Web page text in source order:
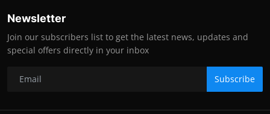
Newsletter
Join our subscribers list to get the latest news, updates and
special offers directly in your inbox
Subscribe